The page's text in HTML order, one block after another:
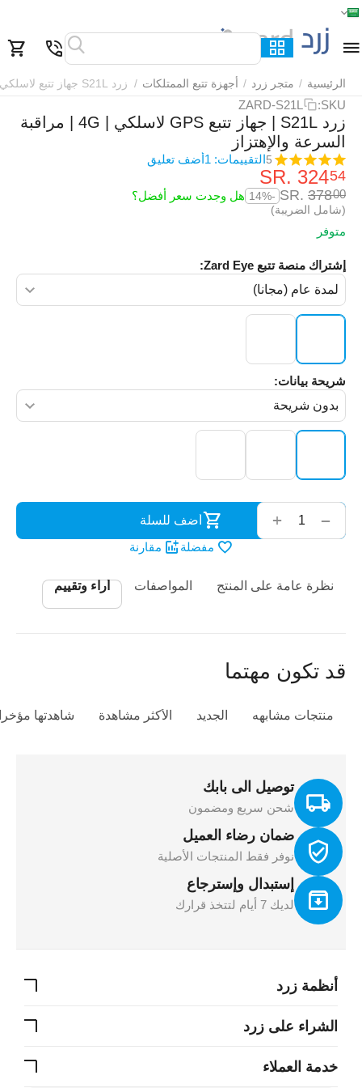
الرئيسية / متجر زرد / أجهزة تتبع الممتلكات / زرد S21L جهاز تتبع لاسلكي
SKU:
ZARD-S21L
زرد S21L | جهاز تتبع GPS لاسلكي | 4G | مراقبة
السرعة والإهتزاز
5التقييمات: 1 أضف تعليق
SR.‎324
SR.‎378
-14% هل وجدت سعر أفضل؟
(شامل الضريبة)
متوفر
إشتراك منصة تتبع Zard Eye:
شريحة بيانات:
أضف للسلة
مفضلة
مقارنة
نظرة عامة على المنتج المواصفات أراء وتقييم
قد تكون مهتما
منتجات مشابهه الجديد الأكثر مشاهدة شاهدتها مؤخرا
توصيل الى بابك
شحن سريع ومضمون
ضمان رضاء العميل
نوفر فقط المنتجات الأصلية
إستبدال وإسترجاع
لديك 7 أيام لتتخذ قرارك
أنظمة زرد
الشراء على زرد
خدمة العملاء
الرئيسية القائمة بحث السلة قائمة المفضلة